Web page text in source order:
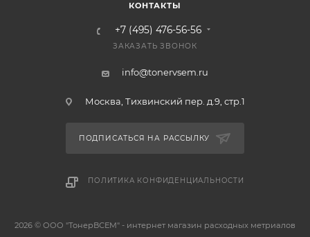
КОНТАКТЫ
+7 (495) 476-56-56
ЗАКАЗАТЬ ЗВОНОК
info@tonervsem.ru
Москва, Тихвинский пер. д.9, стр.1
ПОДПИСАТЬСЯ НА РАССЫЛКУ
ПОЛИТИКА КОНФИДЕНЦИАЛЬНОСТИ
2026 © ООО "ТонерВСЕМ" - интернет магазин расходных метриалов